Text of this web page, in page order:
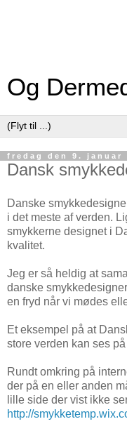
Og
fredag den 9. januar
Dansk
Danske
i det meste af verden.
smykkerne designet i
kvalitet.
Jeg er så heldig at
danske
en fryd når vi mødes
Et eksempel på at
store verden kan ses
Rundt omkring på
der på en eller anden
lille side der vist ikke
http://